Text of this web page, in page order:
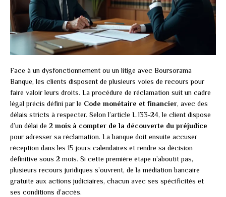
Face à un dysfonctionnement ou un litige avec Boursorama
Banque, les clients disposent de plusieurs voies de recours pour
faire valoir leurs droits. La procédure de réclamation suit un cadre
légal précis défini par le Code monétaire et financier, avec des
délais stricts à respecter. Selon l’article L.133-24, le client dispose
d’un délai de 2 mois à compter de la découverte du préjudice
pour adresser sa réclamation. La banque doit ensuite accuser
réception dans les 15 jours calendaires et rendre sa décision
définitive sous 2 mois. Si cette première étape n’aboutit pas,
plusieurs recours juridiques s’ouvrent, de la médiation bancaire
gratuite aux actions judiciaires, chacun avec ses spécificités et
ses conditions d’accès.